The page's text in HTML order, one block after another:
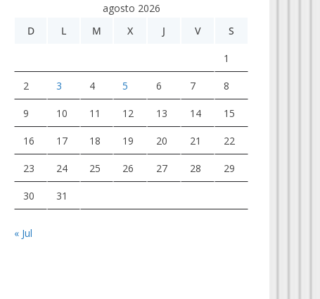
agosto 2026
D
L M X J V S
1
2 3 4 5 6 7 8
9 10 11 12 13 14 15
16 17 18 19 20 21 22
23 24 25 26 27 28 29
30 31
« Jul